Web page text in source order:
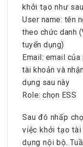
khởi tạo như
User name: tên
theo chức danh
tuyển dụng)
Email: email
tài khoản và
dụng sau này
Role: chọn ESS
Sau đó nhấp
việc khởi tạo tài
dụng nội bộ.